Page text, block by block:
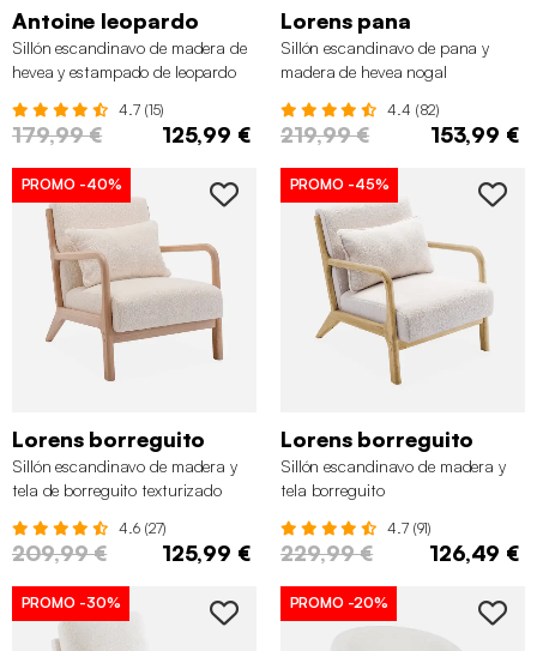
Antoine leopardo
Sillón escandinavo de madera de
hevea y estampado de leopardo
4.7 (15)
179,99 € 125,99 €
Lorens pana
Sillón escandinavo de pana y
madera de hevea nogal
4.4 (82)
219,99 € 153,99 €
PROMO -40%
Lorens borreguito
Sillón escandinavo de madera y
tela de borreguito texturizado
4.6 (27)
209,99 € 125,99 €
PROMO -45%
Lorens borreguito
Sillón escandinavo de madera y
tela borreguito
4.7 (91)
229,99 € 126,49 €
PROMO -30% PROMO -20%